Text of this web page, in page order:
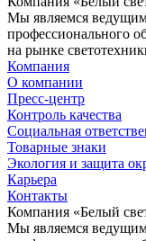
Мы являемся
профессионального
на рынке
Компания
О компании
Пресс-центр
Контроль качества
Социальная
Товарные знаки
Экология и защита
Карьера
Контакты
Компания «Белый
Мы являемся